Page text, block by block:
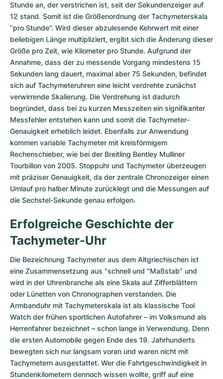
Stunde an, der verstrichen ist, seit der Sekun­den­zeiger auf
12 stand. Somit ist die Größenordnung der Tachymeterskala
“pro Stunde”. Wird dieser abzulesende Kehrwert mit einer
beliebigen Länge multipliziert, ergibt sich die Änderung dieser
Größe pro Zeit, wie Kilometer pro Stunde. Aufgrund der
Annahme, dass der zu messende Vorgang mindestens 15
Sekunden lang dauert, maximal aber 75 Sekunden, befindet
sich auf Tachymeteruhren eine leicht verdrehte zunächst
verwirrende Skalierung. Die Verdrehung ist dadurch
begründet, dass bei zu kurzen Messzeiten ein signifikanter
Messfehler entstehen kann und somit die Tachymeter-
Genauigkeit erheblich leidet. Ebenfalls zur Anwen­dung
kommen variable Tachymeter mit kreisförmigem
Rechenschieber, wie bei der Breitling Bentley Mulliner
Tourbillon von 2005. Stoppuhr und Tachymeter überzeugen
mit präziser Genauigkeit, da der zentrale Chronozeiger einen
Umlauf pro halber Minute zurücklegt und die Messungen auf
die Sechstel-Sekunde genau erfolgen.
Erfolgreiche Geschichte der
Tachymeter-Uhr
Die Bezeichnung Tachymeter aus dem Altgriechischen ist
eine Zusammensetzung aus “schnell und “Maßstab” und
wird in der Uhrenbranche als eine Skala auf Zifferblättern
oder Lünetten von Chronographen verstanden. Die
Armbanduhr mit Tachymeterskala ist als klassische Tool
Watch der frühen sportlichen Autofahrer – im Volksmund als
Herrenfahrer bezeichnet – schon lange in Verwendung. Denn
die ersten Automobile gegen Ende des 19. Jahrhunderts
bewegten sich nur langsam voran und waren nicht mit
Tachymetern ausgestattet. Wer die Fahrtgeschwindigkeit in
Stundenkilometern dennoch wissen wollte, griff auf eine